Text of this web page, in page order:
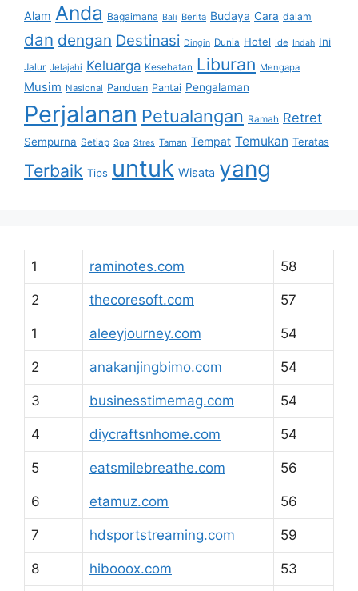
Alam Anda Bagaimana Bali Berita Budaya Cara dalam
dan dengan Destinasi Dingin Dunia Hotel Ide Indah Ini
Jalur Jelajahi Keluarga Kesehatan Liburan Mengapa
Musim Nasional Panduan Pantai Pengalaman
Perjalanan Petualangan Ramah Retret
Sempurna Setiap Spa Stres Taman Tempat Temukan Teratas
Terbaik Tips untuk Wisata yang
1 raminotes.com 58
2 thecoresoft.com 57
1 aleeyjourney.com 54
2 anakanjingbimo.com 54
3 businesstimemag.com 54
4 diycraftsnhome.com 54
5 eatsmilebreathe.com 56
6 etamuz.com 56
7 hdsportstreaming.com 59
8 hibooox.com 53